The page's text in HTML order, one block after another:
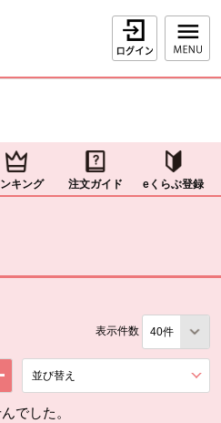
ログイン
す。
する
キング 注文ガイド eくらぶ登録
表示件数
並び替え
でした。